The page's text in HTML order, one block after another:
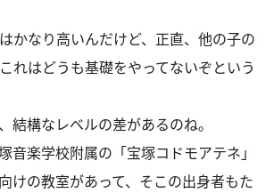
かなり高いんだけど、正直、他の子の
れはどうも基礎をやってないぞという
結構なレベルの差があるのね。
音楽学校附属の「宝塚コドモアテネ」
けの教室があって、そこの出身者もた